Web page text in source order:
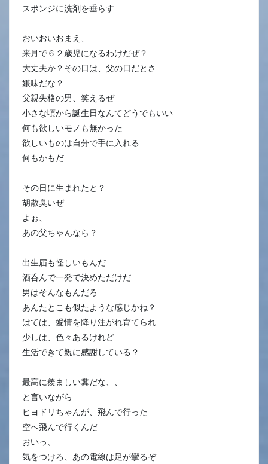
スポンジに洗剤を垂らす
おいおいおまえ、
来月で６２歳児になるわけだぜ？
大丈夫か？その日は、父の日だとさ
嫌味だな？
父親失格の男、笑えるぜ
小さな頃から誕生日なんてどうでもいい
何も欲しいモノも無かった
欲しいものは自分で手に入れる
何もかもだ
その日に生まれたと？
胡散臭いぜ
よぉ、
あの父ちゃんなら？
出生届も怪しいもんだ
酒呑んで一発で決めただけだ
男はそんなもんだろ
あんたとこも似たような感じかね？
はては、愛情を降り注がれ育てられ
少しは、色々あるけれど
生活できて親に感謝している？
最高に羨ましい糞だな、、
と言いながら
ヒヨドリちゃんが、飛んで行った
空へ飛んで行くんだ
おいっ、
気をつけろ、あの電線は足が攣るぞ